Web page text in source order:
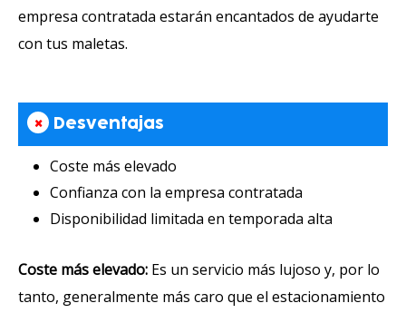
empresa contratada estarán encantados de ayudarte
con tus maletas.
× Desventajas
Coste más elevado
Confianza con la empresa contratada
Disponibilidad limitada en temporada alta
Coste más elevado: Es un servicio más lujoso y, por lo
tanto, generalmente más caro que el estacionamiento